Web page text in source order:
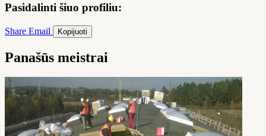
Pasidalinti šiuo profiliu:
Share Email Kopijuoti
Panašūs meistrai